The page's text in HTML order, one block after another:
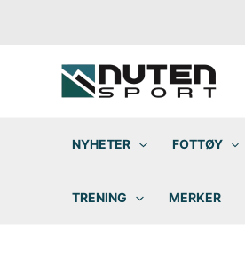
NYHETER FOTTØY
TRENING MERKER